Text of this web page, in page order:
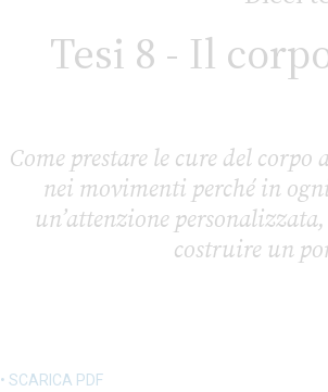
Tesi 8 - Il
Come prestare le cure del
nei movimenti perché in
un’attenzione
costruire un
• SCARICA PDF